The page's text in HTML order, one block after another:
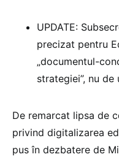
UPDATE:
precizat pentru
„documentul-
strategiei”, nu
De remarcat lipsa de
privind digitalizarea
pus în dezbatere de